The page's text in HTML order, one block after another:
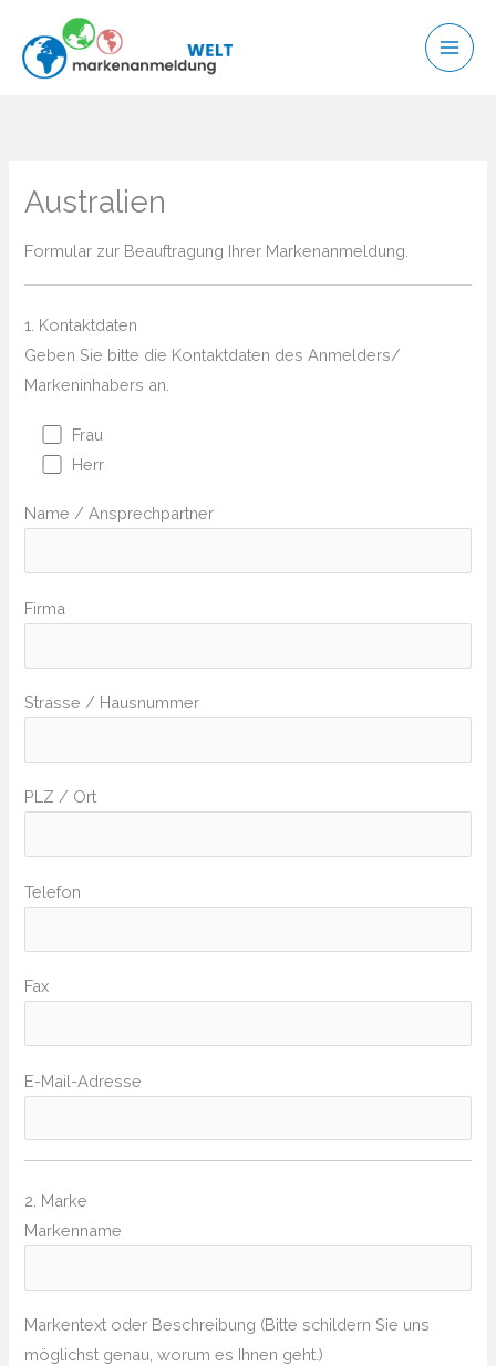
Inhalt
springen
Australien
Formular zur Beauftragung Ihrer Markenanmeldung.
1. Kontaktdaten
Geben Sie bitte die Kontaktdaten des Anmelders/
Markeninhabers an.
Frau
Herr
Name / Ansprechpartner
Firma
Strasse / Hausnummer
PLZ / Ort
Telefon
Fax
E-Mail-Adresse
2. Marke
Markenname
Markentext oder Beschreibung (Bitte schildern Sie uns
möglichst genau, worum es Ihnen geht.)